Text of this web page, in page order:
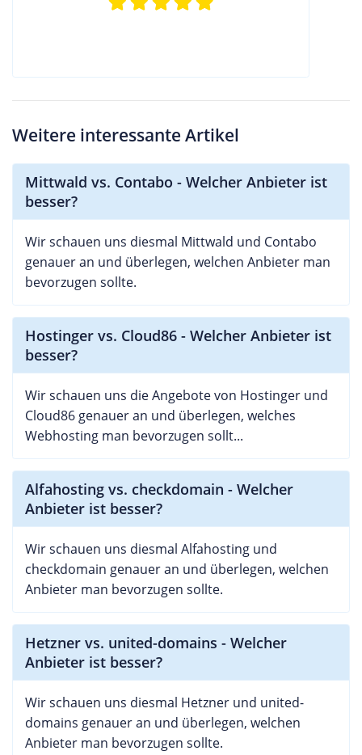
Weitere interessante Artikel
Mittwald vs. Contabo - Welcher Anbieter ist
besser?
Wir schauen uns diesmal Mittwald und Contabo
genauer an und überlegen, welchen Anbieter man
bevorzugen sollte.
Hostinger vs. Cloud86 - Welcher Anbieter ist
besser?
Wir schauen uns die Angebote von Hostinger und
Cloud86 genauer an und überlegen, welches
Webhosting man bevorzugen sollt...
Alfahosting vs. checkdomain - Welcher
Anbieter ist besser?
Wir schauen uns diesmal Alfahosting und
checkdomain genauer an und überlegen, welchen
Anbieter man bevorzugen sollte.
Hetzner vs. united-domains - Welcher
Anbieter ist besser?
Wir schauen uns diesmal Hetzner und united-
domains genauer an und überlegen, welchen
Anbieter man bevorzugen sollte.